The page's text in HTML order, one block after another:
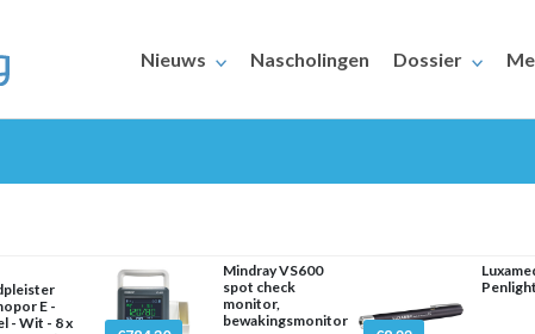
Nieuws Nascholingen Dossier
E -
- Wit - 8 x
Mindray VS600
spot check
monitor,
bewakingsmonitor